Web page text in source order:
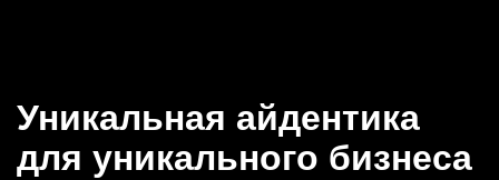
Уникальная айдентика
для уникального бизнеса